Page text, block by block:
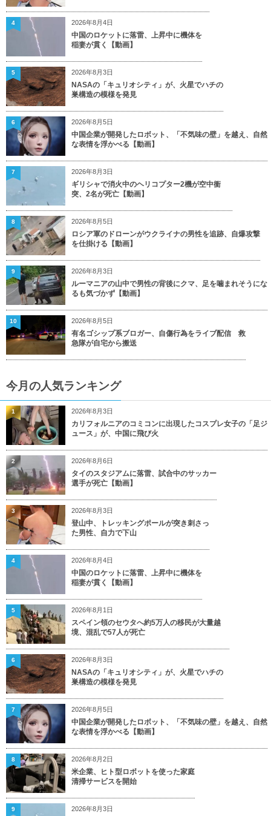
2026年8月4日
中国のロケットに落雷、上昇中に機体を
稲妻が貫く【動画】
4
2026年8月3日
NASAの「キュリオシティ」が、火星でハチの
巣構造の模様を発見
5
2026年8月5日
中国企業が開発したロボット、「不気味の壁」を越え、自然
な表情を浮かべる【動画】
6
2026年8月3日
ギリシャで消火中のヘリコプター2機が空中衝
突、2名が死亡【動画】
7
2026年8月5日
ロシア軍のドローンがウクライナの男性を追跡、自爆攻撃
を仕掛ける【動画】
8
2026年8月3日
ルーマニアの山中で男性の背後にクマ、足を噛まれそうにな
るも気づかず【動画】
9
2026年8月5日
有名ゴシップ系ブロガー、自傷行為をライブ配信 救
急隊が自宅から搬送
10
今月の人気ランキング
2026年8月3日
カリフォルニアのコミコンに出現したコスプレ女子の「足ジ
ュース」が、中国に飛び火
1
2026年8月6日
タイのスタジアムに落雷、試合中のサッカー
選手が死亡【動画】
2
2026年8月3日
登山中、トレッキングポールが突き刺さっ
た男性、自力で下山
3
2026年8月4日
中国のロケットに落雷、上昇中に機体を
稲妻が貫く【動画】
4
2026年8月1日
スペイン領のセウタへ約5万人の移民が大量越
境、混乱で57人が死亡
5
2026年8月3日
NASAの「キュリオシティ」が、火星でハチの
巣構造の模様を発見
6
2026年8月5日
中国企業が開発したロボット、「不気味の壁」を越え、自然
な表情を浮かべる【動画】
7
2026年8月2日
米企業、ヒト型ロボットを使った家庭
清掃サービスを開始
8
2026年8月3日
9